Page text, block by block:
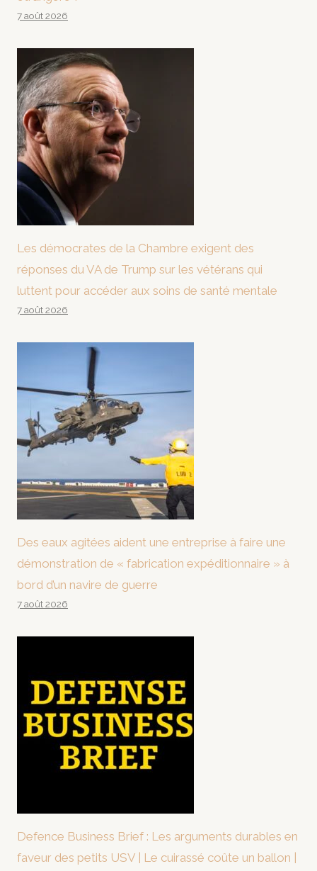
7 août 2026
Les démocrates de la Chambre exigent des
réponses du VA de Trump sur les vétérans qui
luttent pour accéder aux soins de santé mentale
7 août 2026
Des eaux agitées aident une entreprise à faire une
démonstration de « fabrication expéditionnaire » à
bord d’un navire de guerre
7 août 2026
Defence Business Brief : Les arguments durables en
faveur des petits USV | Le cuirassé coûte un ballon |